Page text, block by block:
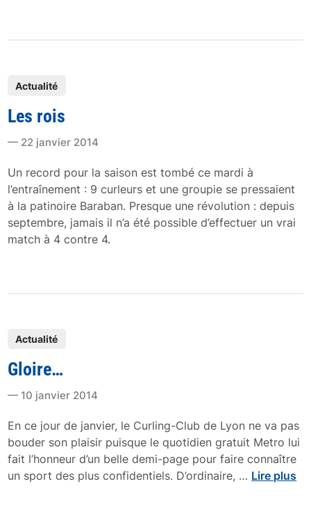
d
i
n
Actualité
Les rois
22 janvier 2014
Un record pour la saison est tombé ce mardi à
l’entraînement : 9 curleurs et une groupie se pressaient
à la patinoire Baraban. Presque une révolution : depuis
septembre, jamais il n’a été possible d’effectuer un vrai
match à 4 contre 4.
s
d
i
n
Actualité
Gloire…
10 janvier 2014
En ce jour de janvier, le Curling-Club de Lyon ne va pas
bouder son plaisir puisque le quotidien gratuit Metro lui
fait l’honneur d’un belle demi-page pour faire connaître
un sport des plus confidentiels. D’ordinaire, … G
Lire plus